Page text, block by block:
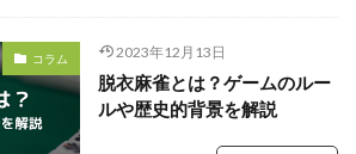
コラム 2023年12月13日
脱衣麻雀とは？ゲームのルー
ルや歴史的背景を解説